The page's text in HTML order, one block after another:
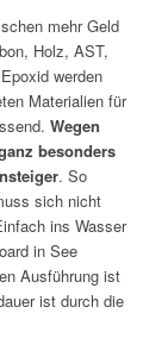
mehr Geld
Holz, AST,
werden
Materialien für
Wegen
besonders
. So
sich nicht
ins Wasser
in See
Ausführung ist
ist durch die